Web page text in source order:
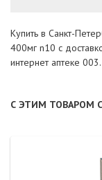
Купить в Санкт-
400мг n10 с
интернет аптеке 003.
С ЭТИМ ТОВАРОМ